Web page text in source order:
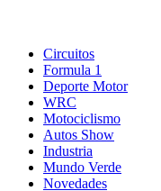
Circuitos
Formula 1
Deporte Motor
WRC
Motociclismo
Autos Show
Industria
Mundo Verde
Novedades